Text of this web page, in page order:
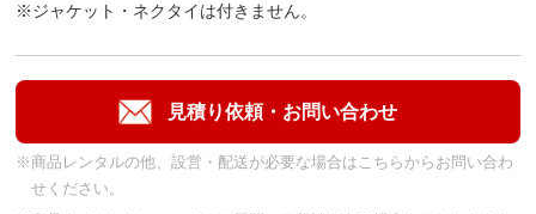
※ジャケット・ネクタイは付きません。
※商品レンタルの他、設営・配送が必要な場合はこちらからお問い合わ
せください。